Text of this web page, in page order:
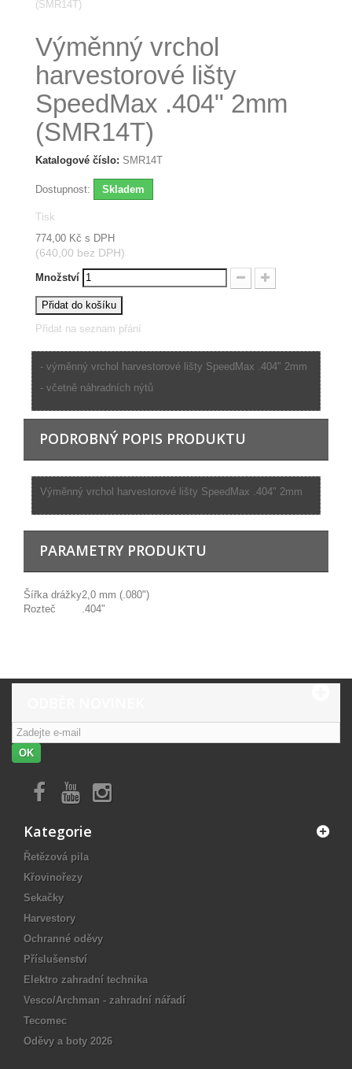
Výměnný vrchol
harvestorové lišty
SpeedMax .404" 2mm
(SMR14T)
Katalogové číslo: SMR14T
Dostupnost: Skladem
Tisk
774,00 Kč s DPH
(640,00 bez DPH)
Množství
Přidat do košíku
Přidat na seznam přání
- výměnný vrchol harvestorové lišty SpeedMax .404" 2mm
- včetně náhradních nýtů
PODROBNÝ POPIS PRODUKTU
Výměnný vrchol harvestorové lišty SpeedMax .404" 2mm
PARAMETRY PRODUKTU
Šířka drážky2,0 mm (.080")
Rozteč
.404"
OK
Kategorie
Řetězová pila
Křovinořezy
Sekačky
Harvestory
Ochranné oděvy
Příslušenství
Elektro zahradní technika
Vesco/Archman - zahradní nářadí
Tecomec
Oděvy a boty 2026